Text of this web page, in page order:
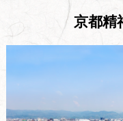
京都精